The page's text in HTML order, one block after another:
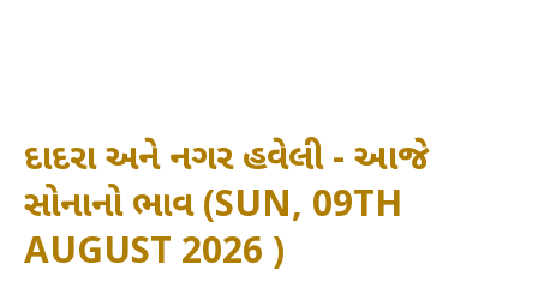
દાદરા અને નગર હવેલી - આજે
સોનાનો ભાવ (SUN, 09TH
AUGUST 2026 )